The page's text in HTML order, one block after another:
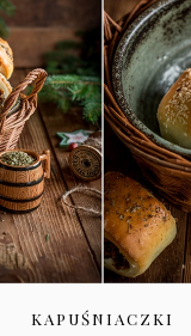
KAPUŚNIACZKI